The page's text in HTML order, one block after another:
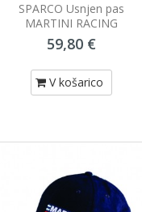
SPARCO Usnjen pas
MARTINI RACING
59,80 €
V košarico